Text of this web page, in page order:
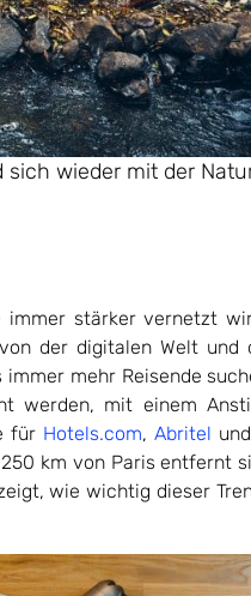
wieder mit der
immer stärker vernetzt
der digitalen Welt
mehr Reisende
werden, mit einem
für Hotels.com, Abritel und
km von Paris entfernt
wie wichtig dieser